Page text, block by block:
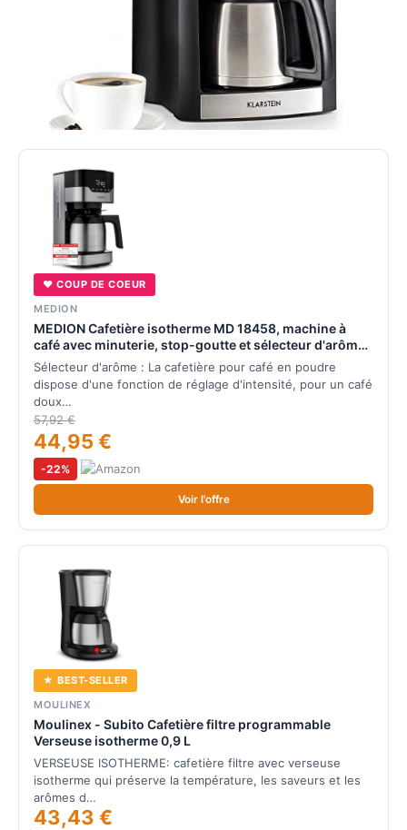
♥ COUP DE COEUR
MEDION
MEDION Cafetière isotherme MD 18458, machine à
café avec minuterie, stop-goutte et sélecteur d'arôme,
avec thermos d'une capacité d'1,1 litre, acier
inoxydable
Sélecteur d'arôme : La cafetière pour café en poudre
dispose d'une fonction de réglage d'intensité, pour un café
doux…
57,92 €
44,95 €
-22%
Voir l'offre
★ BEST-SELLER
MOULINEX
Moulinex - Subito Cafetière filtre programmable
Verseuse isotherme 0,9 L
VERSEUSE ISOTHERME: cafetière filtre avec verseuse
isotherme qui préserve la température, les saveurs et les
arômes d…
43,43 €